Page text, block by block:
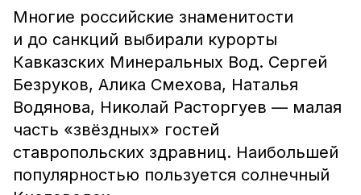
Многие российские знаменитости
и до санкций выбирали курорты
Кавказских Минеральных Вод. Сергей
Безруков, Алика Смехова, Наталья
Водянова, Николай Расторгуев — малая
часть «звёздных» гостей
ставропольских здравниц. Наибольшей
популярностью пользуется солнечный